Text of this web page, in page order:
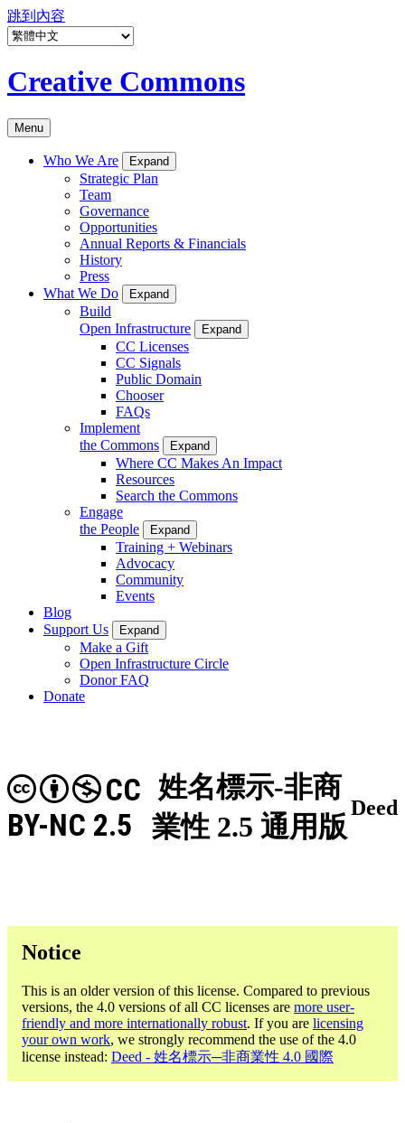
跳到內容
Creative Commons
Menu
Who We Are Expand
Strategic Plan
Team
Governance
Opportunities
Annual Reports & Financials
History
Press
What We Do
Expand
Build
Open Infrastructure
Expand
CC Licenses
CC Signals
Public Domain
Chooser
FAQs
Implement
the Commons
Expand
Where CC Makes An Impact
Resources
Search the Commons
Engage
the People
Expand
Training + Webinars
Advocacy
Community
Events
Blog
Support Us
Expand
Make a Gift
Open Infrastructure Circle
Donor FAQ
Donate
姓名標示-非商
業性 2.5 通用版
CC
BY-NC 2.5
Deed
Notice
This is an older version of this license. Compared to previous
versions, the 4.0 versions of all CC licenses are more user-
friendly and more internationally robust. If you are licensing
your own work, we strongly recommend the use of the 4.0
license instead: Deed - 姓名標示─非商業性 4.0 國際